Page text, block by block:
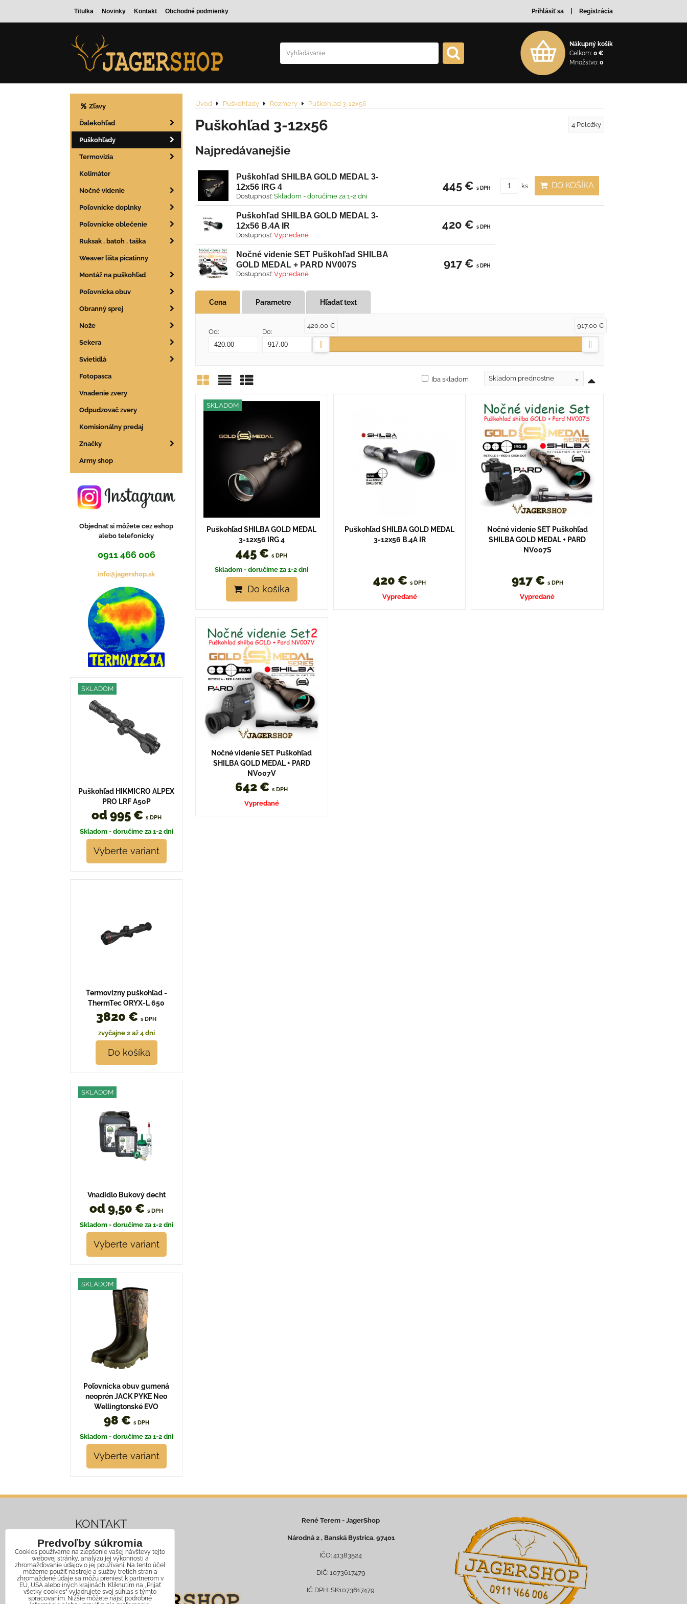
Titulka Novinky Kontakt Obchodné podmienky Prihlásiť sa Registrácia
Nákupný košík
Celkom: 0 €
Množstvo: 0
Úvod Puškohľady Rozmery Puškohľad 3-12x56
Puškohľad 3-12x56 4 Položky
Najpredávanejšie
Puškohľad SHILBA GOLD MEDAL 3-
12x56 IRG 4
Dostupnosť: Skladom - doručíme za 1-2 dni
445 € s DPH ks DO KOŠÍKA
Puškohľad SHILBA GOLD MEDAL 3-
12x56 B.4A IR
Dostupnosť: Vypredané
420 € s DPH
Nočné videnie SET Puškohľad SHILBA
GOLD MEDAL + PARD NV007S
Dostupnosť: Vypredané
917 € s DPH
Cena Parametre Hľadať text
Od: Do:
420,00 € 917,00 €
Mriežka
Zoznam
Tabuľka
Skladom prednostne
Iba skladom
SKLADOM
Puškohľad SHILBA GOLD MEDAL
3-12x56 IRG 4
445 €s DPH
Skladom - doručíme za 1-2 dni
Do košíka
Puškohľad SHILBA GOLD MEDAL
3-12x56 B.4A IR
420 €s DPH
Vypredané
Nočné videnie SET Puškohľad
SHILBA GOLD MEDAL + PARD
NV007S
917 € s DPH
Vypredané
Nočné videnie SET Puškohľad
SHILBA GOLD MEDAL + PARD
NV007V
642 €s DPH
Vypredané
Zľavy
Ďalekohľad
Puškohľady
Termovizia
Kolimátor
Nočné videnie
Poľovnícke doplnky
Poľovnícke oblečenie
Ruksak , batoh , taška
Weaver lišta picatinny
Montáž na puškohľad
Poľovnícka obuv
Obranný sprej
Nože
Sekera
Svietidlá
Fotopasca
Vnadenie zvery
Odpudzovač zvery
Komisionálny predaj
Značky
Army shop
Objednať si môžete cez eshop
alebo telefonicky
0911 466 006
info@jagershop.sk
SKLADOM
Puškohľad HIKMICRO ALPEX
PRO LRF A50P
od 995 € s DPH
Skladom - doručíme za 1-2 dni
Vyberte variant
Termovizny puškohľad -
ThermTec ORYX-L 650
3820 € s DPH
zvyčajne 2 až 4 dni
Do košíka
SKLADOM
Vnadidlo Bukový decht
od 9,50 € s DPH
Skladom - doručíme za 1-2 dni
Vyberte variant
SKLADOM
Poľovnícka obuv gumená
neoprén JACK PYKE Neo
Wellingtonské EVO
98 € s DPH
Skladom - doručíme za 1-2 dni
Vyberte variant
KONTAKT
Mobil: +421 911 466 006
Email: info@jagershop.sk
René Terem - JagerShop
Národná 2 , Banská Bystrica, 97401
IČO: 41383524
DIČ: 1073617479
IČ DPH: SK1073617479
Predvoľby súkromia
Cookies používame na zlepšenie vašej návštevy tejto
webovej stránky, analýzu jej výkonnosti a
zhromažďovanie údajov o jej používaní. Na tento účel
môžeme použiť nástroje a služby tretích strán a
zhromaždené údaje sa môžu preniesť k partnerom v
EÚ, USA alebo iných krajinách. Kliknutím na „Prijať
všetky cookies“ vyjadrujete svoj súhlas s týmto
spracovaním. Nižšie môžete nájsť podrobné